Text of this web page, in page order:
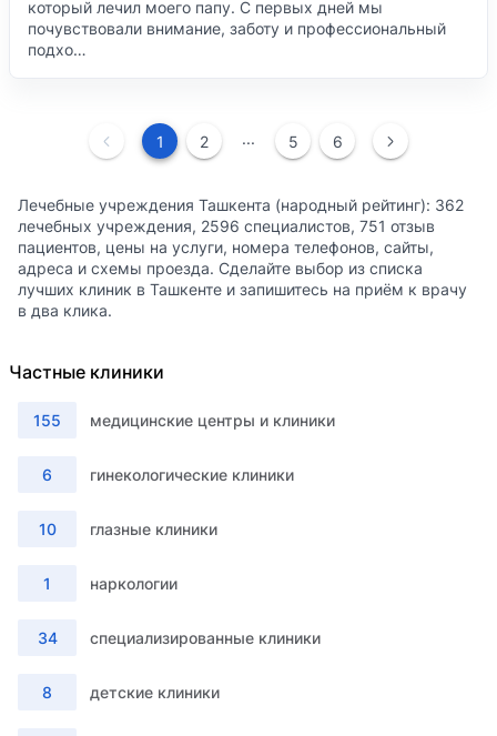
который лечил моего папу. С первых дней мы
почувствовали внимание, заботу и профессиональный
подхо…
1 2 ... 5 6
Лечебные учреждения Ташкента (народный рейтинг): 362
лечебных учреждения, 2596 специалистов, 751 отзыв
пациентов, цены на услуги, номера телефонов, сайты,
адреса и схемы проезда. Сделайте выбор из списка
лучших клиник в Ташкенте и запишитесь на приём к врачу
в два клика.
Частные клиники
155 медицинские центры и клиники
6 гинекологические клиники
10 глазные клиники
1 наркологии
34 специализированные клиники
8 детские клиники